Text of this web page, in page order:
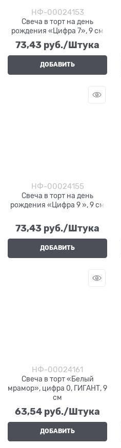
НФ-00024153
Свеча в торт на день
рождения «Цифра 7», 9 см
73,43 руб./Штука
ДОБАВИТЬ
НФ-00024155
Свеча в торт на день
рождения «Цифра 9 », 9 см
73,43 руб./Штука
ДОБАВИТЬ
НФ-00024161
Свеча в торт «Белый
мрамор», цифра 0, ГИГАНТ, 9
см
63,54 руб./Штука
ДОБАВИТЬ